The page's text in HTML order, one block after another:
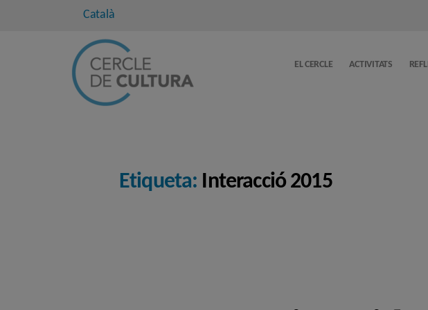
Català
EL CERCLE ACTIVITATS
Etiqueta: Interacció 2015